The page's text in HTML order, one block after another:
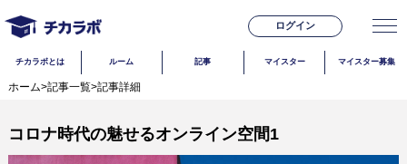
ログイン
チカラボとは ルーム 記事 マイスター マイスター募集
ホーム>記事一覧>記事詳細
コロナ時代の魅せるオンライン空間1